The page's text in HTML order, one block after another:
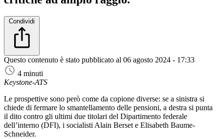
Condividi
Questo contenuto è stato pubblicato al 06 agosto 2024 - 17:33
4 minuti
Keystone-ATS
Le prospettive sono però come da copione diverse: se a sinistra si
chiede di fermare lo smantellamento delle pensioni, a destra si punta
il dito contro gli ultimi due titolari del Dipartimento federale
dell’interno (DFI), i socialisti Alain Berset e Elisabeth Baume-
Schneider.